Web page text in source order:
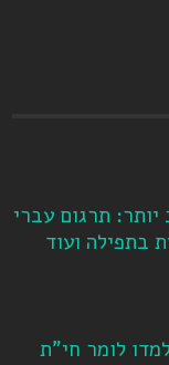
תרגום עברי
בתפילה ועוד
ככה תלמדו לומר חי"ת